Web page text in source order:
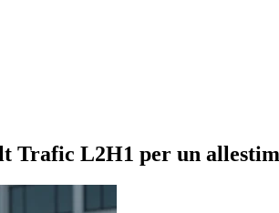
Trafic L2H1 per un